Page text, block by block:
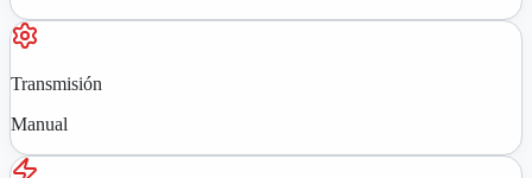
Transmisión
Manual